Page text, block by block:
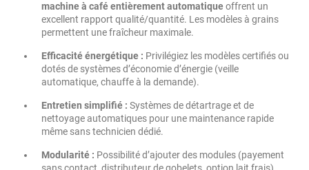
machine à café entièrement automatiqueoffrent un
excellent rapport qualité/quantité. Les modèles à grains
permettent une fraîcheur maximale.
Efficacité énergétique : Privilégiez les modèles certifiés ou
dotés de systèmes d’économie d’énergie (veille
automatique, chauffe à la demande).
Entretien simplifié : Systèmes de détartrage et de
nettoyage automatiques pour une maintenance rapide
même sans technicien dédié.
Modularité : Possibilité d’ajouter des modules (payement